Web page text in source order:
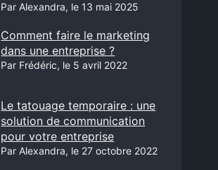
Par Alexandra, le 13 mai 2025
Comment faire le marketing
dans une entreprise ?
Par Frédéric, le 5 avril 2022
Le tatouage temporaire : une
solution de communication
pour votre entreprise
Par Alexandra, le 27 octobre 2022